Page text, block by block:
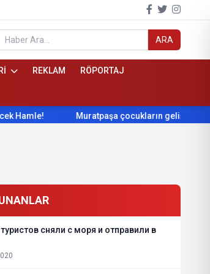
ARA
REKLAM RÖPORTAJ
Muratpaşa çocukların gelişimini
туристов сняли с моря и отправили в